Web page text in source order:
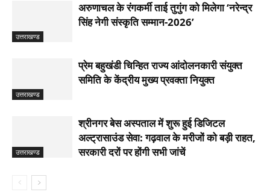
उत्तराखण्ड
अरुणाचल के रंगकर्मी ताई तुगुंग को मिलेगा ‘नरेन्द्र
सिंह नेगी संस्कृति सम्मान-2026’
उत्तराखण्ड
प्रेम बहुखंडी चिन्हित राज्य आंदोलनकारी संयुक्त
समिति के केंद्रीय मुख्य प्रवक्ता नियुक्त
उत्तराखण्ड
श्रीनगर बेस अस्पताल में शुरू हुई डिजिटल
अल्ट्रासाउंड सेवा: गढ़वाल के मरीजों को बड़ी राहत,
सरकारी दरों पर होंगी सभी जांचें